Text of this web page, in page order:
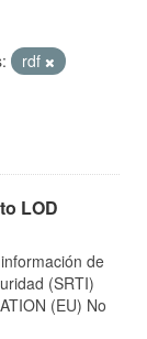
rdf
LOD
de
(SRTI)
(EU) No